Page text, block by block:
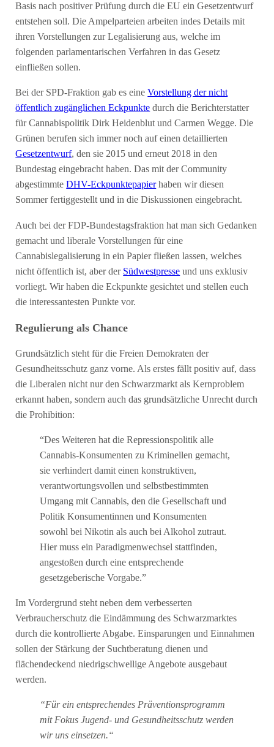
Basis nach positiver Prüfung durch die EU ein Gesetzentwurf
entstehen soll. Die Ampelparteien arbeiten indes Details mit
ihren Vorstellungen zur Legalisierung aus, welche im
folgenden parlamentarischen Verfahren in das Gesetz
einfließen sollen.
Bei der SPD-Fraktion gab es eineVorstellung der nicht
öffentlich zugänglichen Eckpunkte durch die Berichterstatter
für Cannabispolitik Dirk Heidenblut und Carmen Wegge. Die
Grünen berufen sich immer noch auf einen detaillierten
Gesetzentwurf, den sie 2015 und erneut 2018 in den
Bundestag eingebracht haben. Das mit der Community
abgestimmteDHV-Eckpunktepapierhaben wir diesen
Sommer fertiggestellt und in die Diskussionen eingebracht.
Auch bei der FDP-Bundestagsfraktion hat man sich Gedanken
gemacht und liberale Vorstellungen für eine
Cannabislegalisierung in ein Papier fließen lassen, welches
nicht öffentlich ist, aber der Südwestpresse und uns exklusiv
vorliegt. Wir haben die Eckpunkte gesichtet und stellen euch
die interessantesten Punkte vor.
Regulierung als Chance
Grundsätzlich steht für die Freien Demokraten der
Gesundheitsschutz ganz vorne. Als erstes fällt positiv auf, dass
die Liberalen nicht nur den Schwarzmarkt als Kernproblem
erkannt haben, sondern auch das grundsätzliche Unrecht durch
die Prohibition:
“Des Weiteren hat die Repressionspolitik alle
Cannabis-Konsumenten zu Kriminellen gemacht,
sie verhindert damit einen konstruktiven,
verantwortungsvollen und selbstbestimmten
Umgang mit Cannabis, den die Gesellschaft und
Politik Konsumentinnen und Konsumenten
sowohl bei Nikotin als auch bei Alkohol zutraut.
Hier muss ein Paradigmenwechsel stattfinden,
angestoßen durch eine entsprechende
gesetzgeberische Vorgabe.”
Im Vordergrund steht neben dem verbesserten
Verbraucherschutz die Eindämmung des Schwarzmarktes
durch die kontrollierte Abgabe. Einsparungen und Einnahmen
sollen der Stärkung der Suchtberatung dienen und
flächendeckend niedrigschwellige Angebote ausgebaut
werden.
“Für ein entsprechendes Präventionsprogramm
mit Fokus Jugend- und Gesundheitsschutz werden
wir uns einsetzen.“